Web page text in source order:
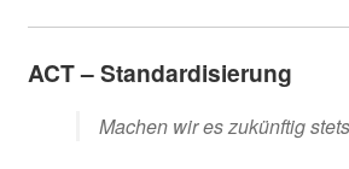
ACT – Standardisierung
Machen wir es zukünftig